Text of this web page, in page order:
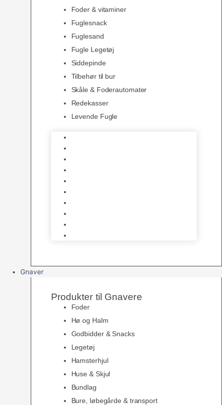
Foder & vitaminer
Fuglesnack
Fuglesand
Fugle Legetøj
Siddepinde
Tilbehør til bur
Skåle & Foderautomater
Redekasser
Levende Fugle
Gnaver
Produkter til Gnavere
Foder
Hø og Halm
Godbidder & Snacks
Legetøj
Hamsterhjul
Huse & Skjul
Bundlag
Bure, løbegårde & transport